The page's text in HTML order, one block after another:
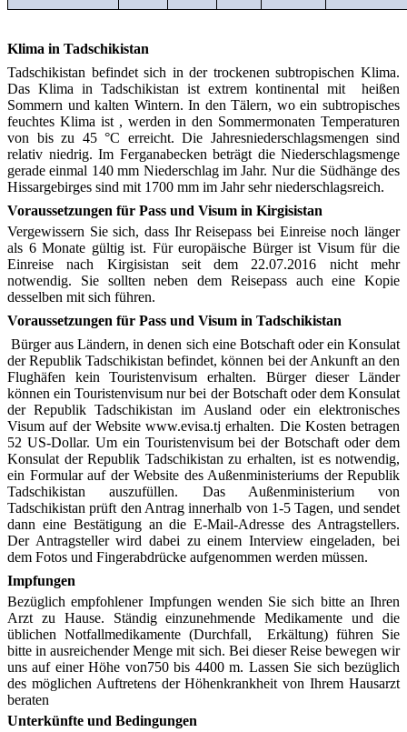
Klima in Tadschikistan
Tadschikistan befindet sich in der trockenen subtropischen Klima.
Das Klima in Tadschikistan ist extrem kontinental mit heißen
Sommern und kalten Wintern. In den Tälern, wo ein subtropisches
feuchtes Klima ist , werden in den Sommermonaten Temperaturen
von bis zu 45 °C erreicht. Die Jahresniederschlagsmengen sind
relativ niedrig. Im Ferganabecken beträgt die Niederschlagsmenge
gerade einmal 140 mm Niederschlag im Jahr. Nur die Südhänge des
Hissargebirges sind mit 1700 mm im Jahr sehr niederschlagsreich.
Voraussetzungen für Pass und Visum in Kirgisistan
Vergewissern Sie sich, dass Ihr Reisepass bei Einreise noch länger
als 6 Monate gültig ist. Für europäische Bürger ist Visum für die
Einreise nach Kirgisistan seit dem 22.07.2016 nicht mehr
notwendig. Sie sollten neben dem Reisepass auch eine Kopie
desselben mit sich führen.
Voraussetzungen für Pass und Visum in Tadschikistan
Bürger aus Ländern, in denen sich eine Botschaft oder ein Konsulat
der Republik Tadschikistan befindet, können bei der Ankunft an den
Flughäfen kein Touristenvisum erhalten. Bürger dieser Länder
können ein Touristenvisum nur bei der Botschaft oder dem Konsulat
der Republik Tadschikistan im Ausland oder ein elektronisches
Visum auf der Website www.evisa.tj erhalten. Die Kosten betragen
52 US-Dollar. Um ein Touristenvisum bei der Botschaft oder dem
Konsulat der Republik Tadschikistan zu erhalten, ist es notwendig,
ein Formular auf der Website des Außenministeriums der Republik
Tadschikistan auszufüllen. Das Außenministerium von
Tadschikistan prüft den Antrag innerhalb von 1-5 Tagen, und sendet
dann eine Bestätigung an die E-Mail-Adresse des Antragstellers.
Der Antragsteller wird dabei zu einem Interview eingeladen, bei
dem Fotos und Fingerabdrücke aufgenommen werden müssen.
Impfungen
Bezüglich empfohlener Impfungen wenden Sie sich bitte an Ihren
Arzt zu Hause. Ständig einzunehmende Medikamente und die
üblichen Notfallmedikamente (Durchfall, Erkältung) führen Sie
bitte in ausreichender Menge mit sich. Bei dieser Reise bewegen wir
uns auf einer Höhe von750 bis 4400 m. Lassen Sie sich bezüglich
des möglichen Auftretens der Höhenkrankheit von Ihrem Hausarzt
beraten
Unterkünfte und Bedingungen